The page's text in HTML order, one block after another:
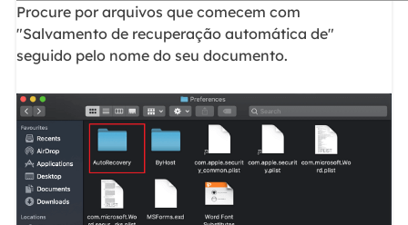
Procure por arquivos que comecem com
"Salvamento de recuperação automática de"
seguido pelo nome do seu documento.